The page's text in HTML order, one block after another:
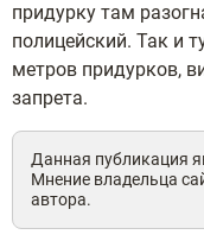
придурку там
полицейский. Так и
метров придурков,
запрета.
Данная публикация
Мнение владельца
автора.